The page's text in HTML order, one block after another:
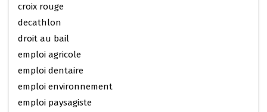
croix rouge
decathlon
droit au bail
emploi agricole
emploi dentaire
emploi environnement
emploi paysagiste